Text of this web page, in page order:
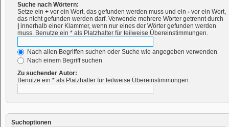
Suche nach Wörtern:
Setze ein + vor ein Wort, das gefunden werden muss und ein - vor ein Wort,
das nicht gefunden werden darf. Verwende mehrere Wörter getrennt durch
| innerhalb einer Klammer, wenn nur eines der Wörter gefunden werden
muss. Benutze ein * als Platzhalter für teilweise Übereinstimmungen.
Nach allen Begriffen suchen oder Suche wie angegeben verwenden
Nach einem Begriff suchen
Zu suchender Autor:
Benutze ein * als Platzhalter für teilweise Übereinstimmungen.
Suchoptionen